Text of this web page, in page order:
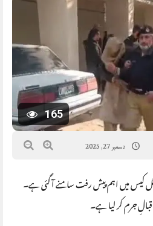
165
دسمبر 27, 2025
کیس میں اہم پیش رفت سامنے آ گئی ہے۔
جرم کر لیا ہے۔